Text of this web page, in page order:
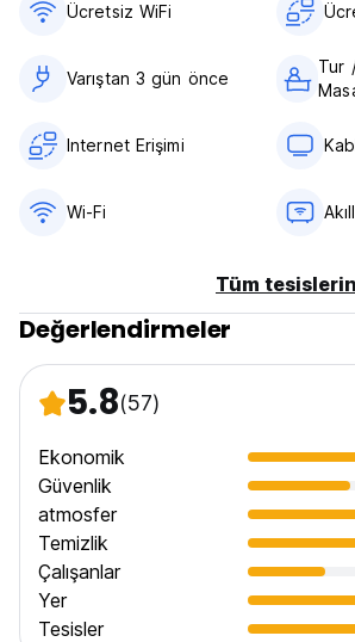
Vergiler dahil.
Resepsiyonumuz yok.
Sokağa çıkma yasağı yok.
Ücretsiz WiFi
Varıştan 3 gün önce
Tur
Internet Erişimi
Wi-Fi
Tüm
Değerlendirmeler
5.8(57)
Ekonomik
Güvenlik
atmosfer
Temizlik
Çalışanlar
Yer
Tesisler